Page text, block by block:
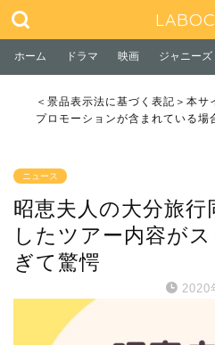
ホーム ドラマ 映画 ジャニーズ
＜景品表示法に基づく表記＞本
プロモーションが含まれている場
ニュース
昭恵夫人の大分旅行
したツアー内容が
ぎて驚愕
2020